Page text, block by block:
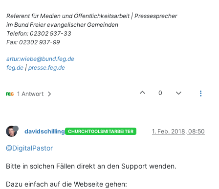
Referent für Medien und Öffentlichkeitsarbeit | Pressesprecher
im Bund Freier evangelischer Gemeinden
Telefon: 02302 937-33
Fax: 02302 937-99
artur.wiebe@bund.feg.de
feg.de | presse.feg.de
1 Antwort 0
davidschilling CHURCHTOOLSMITARBEITER 1. Feb. 2018, 08:50
@DigitalPastor
Bitte in solchen Fällen direkt an den Support wenden.
Dazu einfach auf die Webseite gehen: